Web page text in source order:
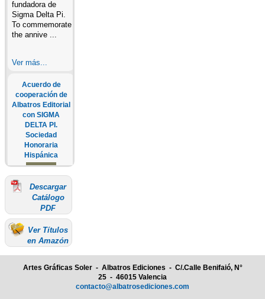
fundadora de
Sigma Delta Pi.
To commemorate
the annive ...
Ver más...
Acuerdo de
cooperación de
Albatros Editorial
con SIGMA
DELTA PI.
Sociedad
Honoraria
Hispánica
SEGUNDA
CONVOCATORIA
ANUAL A LOS
PREMIOS
ALBATROS En
junio de 2022,
Editorial ha
Descargar
Catálogo
PDF
Ver Títulos
en Amazón
Artes Gráficas Soler - Albatros Ediciones - C/.Calle Benifaió, N°
25 - 46015 Valencia
contacto@albatrosediciones.com